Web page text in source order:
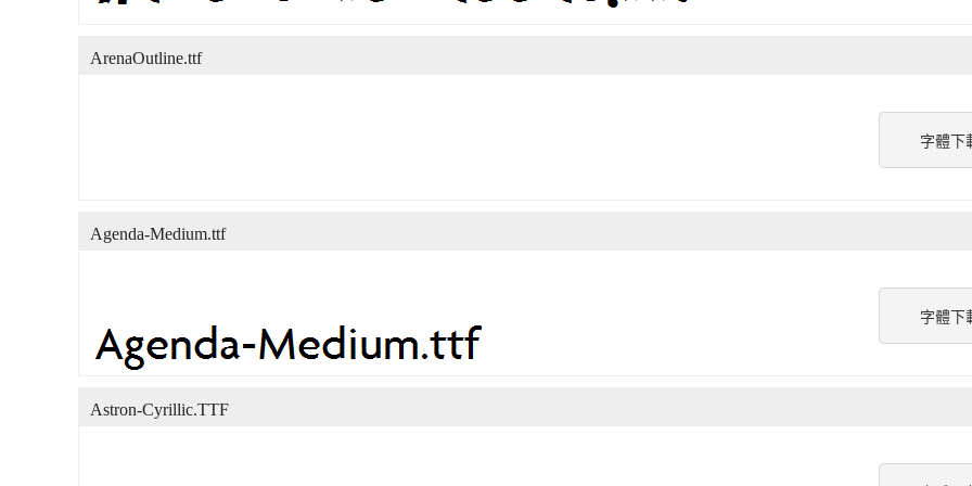
字體下
ArenaOutline.ttf
字體下
Agenda-Medium.ttf
Astron-Cyrillic.TTF